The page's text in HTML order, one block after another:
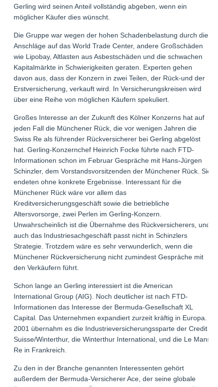
Gerling wird seinen Anteil vollständig abgeben, wenn ein
möglicher Käufer dies wünscht.
Die Gruppe war wegen der hohen Schadenbelastung durch die
Anschläge auf das World Trade Center, andere Großschäden
wie Lipobay, Altlasten aus Asbestschäden und die schwachen
Kapitalmärkte in Schwierigkeiten geraten. Experten gehen
davon aus, dass der Konzern in zwei Teilen, der Rück-und der
Erstversicherung, verkauft wird. In Versicherungskreisen wird
über eine Reihe von möglichen Käufern spekuliert.
Großes Interesse an der Zukunft des Kölner Konzerns hat auf
jeden Fall die Münchener Rück, die vor wenigen Jahren die
Swiss Re als führender Rückversicherer bei Gerling abgelöst
hat. Gerling-Konzernchef Heinrich Focke führte nach FTD-
Informationen schon im Februar Gespräche mit Hans-Jürgen
Schinzler, dem Vorstandsvorsitzenden der Münchener Rück. Sie
endeten ohne konkrete Ergebnisse. Interessant für die
Münchener Rück wäre vor allem das
Kreditversicherungsgeschäft sowie die betriebliche
Altersvorsorge, zwei Perlen im Gerling-Konzern.
Unwahrscheinlich ist die Übernahme des Rückversicherers, und
auch das Industriesachgeschäft passt nicht in Schinzlers
Strategie. Trotzdem wäre es sehr verwunderlich, wenn die
Münchener Rückversicherung nicht zumindest Gespräche mit
den Verkäufern führt.
Schon lange an Gerling interessiert ist die American
International Group (AIG). Noch deutlicher ist nach FTD-
Informationen das Interesse der Bermuda-Gesellschaft XL
Capital. Das Unternehmen expandiert zurzeit kräftig in Europa.
2001 übernahm es die Industrieversicherungssparte der Credit
Suisse/Winterthur, die Winterthur International, und die Le Mans
Re in Frankreich.
Zu den in der Branche genannten Interessenten gehört
außerdem der Bermuda-Versicherer Ace, der seine globale